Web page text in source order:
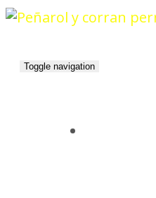
Toggle navigation